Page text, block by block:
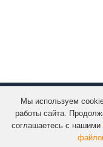
Мы используем
работы сайта.
соглашаетесь с нашими